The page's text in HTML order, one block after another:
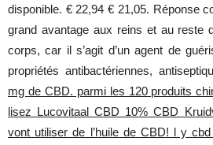
disponible. € 22,94 € 21,05. Réponse
grand avantage aux reins et au reste
corps, car il s’agit d’un agent de
propriétés antibactériennes,
mg de CBD. parmi les 120 produits
lisez Lucovitaal CBD 10% CBD
vont utiliser de l’huile de CBD! l y